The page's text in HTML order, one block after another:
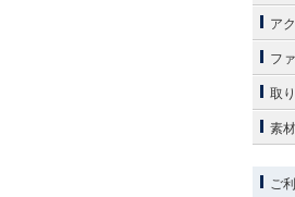
ア
フ
取
素
ご